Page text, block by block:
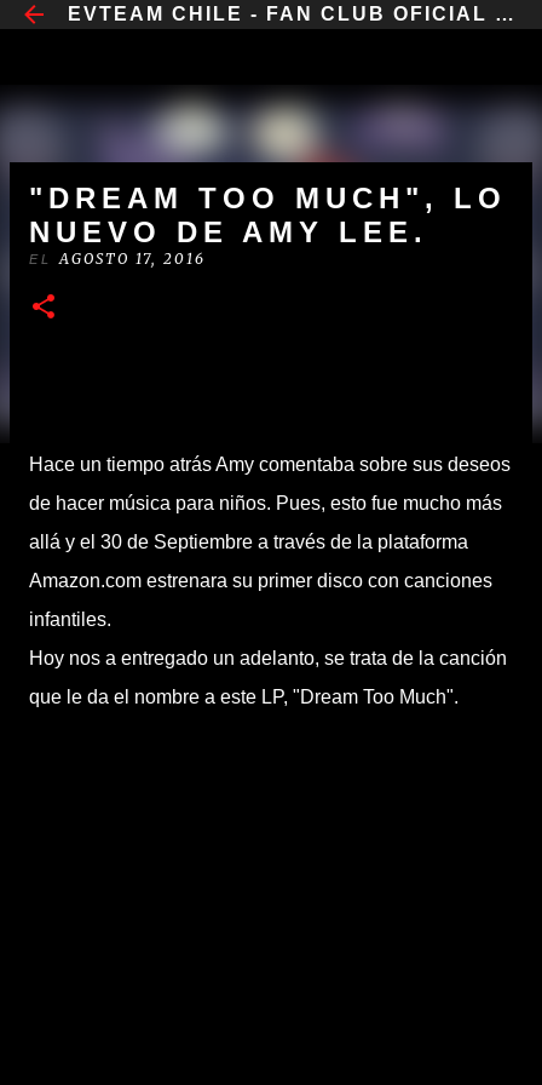
IR AL CONTENIDO PRINCIPAL
​EVTEAM CHILE - FAN CLUB OFICIAL CHILE
"DREAM TOO MUCH", LO
NUEVO DE AMY LEE.
EL AGOSTO 17, 2016
Hace un tiempo atrás Amy comentaba sobre sus deseos
de hacer música para niños. Pues, esto fue mucho más
allá y el 30 de Septiembre a través de la plataforma
Amazon.com estrenara su primer disco con canciones
infantiles.
Hoy nos a entregado un adelanto, se trata de la canción
que le da el nombre a este LP, "Dream Too Much".